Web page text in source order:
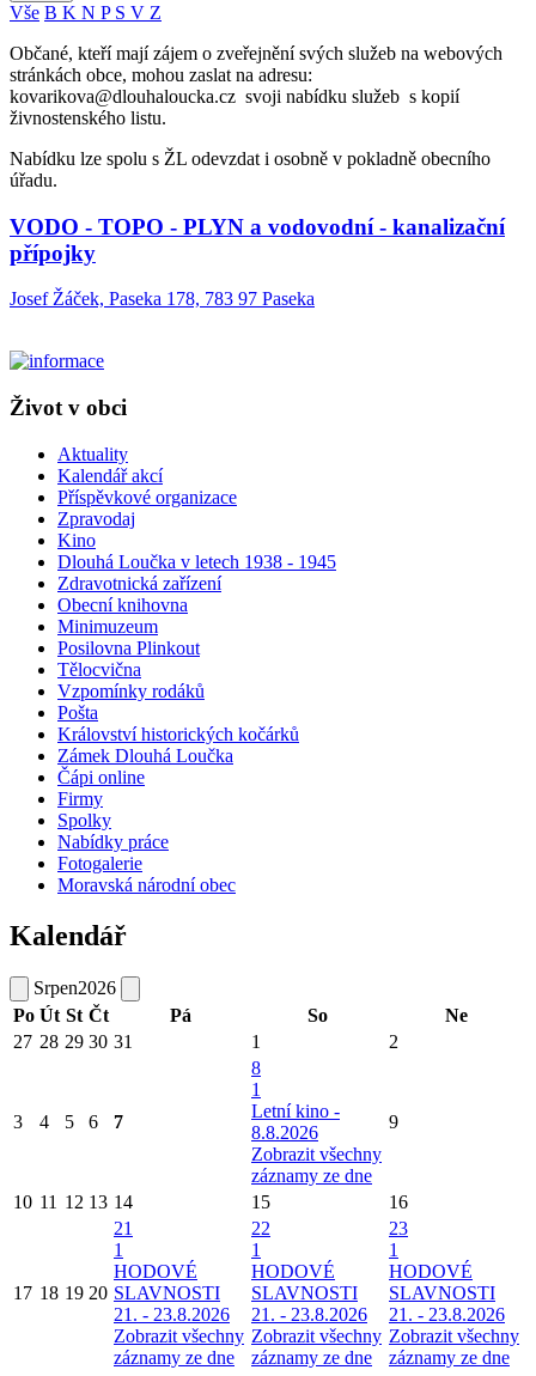
Vše B K N P S V Z
Občané, kteří mají zájem o zveřejnění svých služeb na webových
stránkách obce, mohou zaslat na adresu:
kovarikova@dlouhaloucka.cz svoji nabídku služeb s kopií
živnostenského listu.
Nabídku lze spolu s ŽL odevzdat i osobně v pokladně obecního
úřadu.
VODO - TOPO - PLYN a vodovodní - kanalizační
přípojky
Josef Žáček, Paseka 178, 783 97 Paseka
Život v obci
Aktuality
Kalendář akcí
Příspěvkové organizace
Zpravodaj
Kino
Dlouhá Loučka v letech 1938 - 1945
Zdravotnická zařízení
Obecní knihovna
Minimuzeum
Posilovna Plinkout
Tělocvična
Vzpomínky rodáků
Pošta
Království historických kočárků
Zámek Dlouhá Loučka
Čápi online
Firmy
Spolky
Nabídky práce
Fotogalerie
Moravská národní obec
Kalendář
Srpen2026
Po Út St Čt Pá So
Ne
27 28 29 30 31 1 2
3 4 5 6 7
8
1
Letní kino -
8.8.2026
Zobrazit všechny
záznamy ze dne
9
10 11 12 13 14 15 16
17 18 19 20
21
1
HODOVÉ
SLAVNOSTI
21. - 23.8.2026
Zobrazit všechny
záznamy ze dne
22
1
HODOVÉ
SLAVNOSTI
21. - 23.8.2026
Zobrazit všechny
záznamy ze dne
23
1
HODOVÉ
SLAVNOSTI
21. - 23.8.2026
Zobrazit všechny
záznamy ze dne